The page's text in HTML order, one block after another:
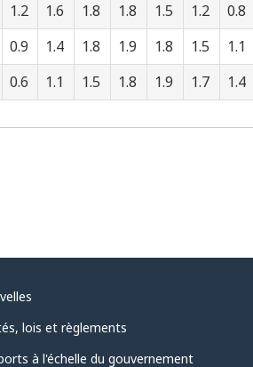
1.2 1.6 1.8 1.8 1.5 1.2 0.8
0.9 1.4 1.8 1.9 1.8 1.5 1.1
0.6 1.1 1.5 1.8 1.9 1.7 1.4
lois et règlements
à l'échelle du gouvernement